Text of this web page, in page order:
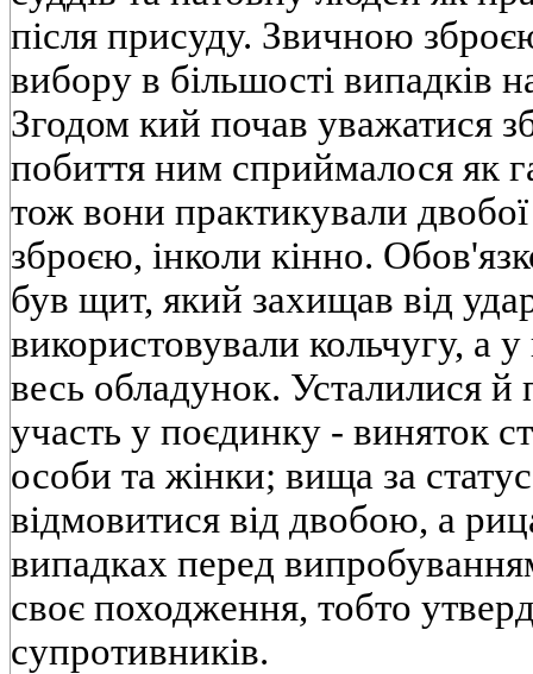
після присуду. Звичною
вибору в більшості випадків
Згодом кий почав уважатися
побиття ним сприймалося як
тож вони практикували
зброєю, інколи кінно.
був щит, який захищав від
використовували кольчугу, а
весь обладунок. Усталилися й
участь у поєдинку - виняток
особи та жінки; вища за
відмовитися від двобою, а
випадках перед
своє походження, тобто
супротивників.